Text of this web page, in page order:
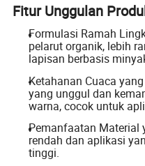
Fitur Unggulan
Formulasi Ramah
pelarut organik, lebih
lapisan berbasis
Ketahanan Cuaca
yang unggul dan
warna, cocok untuk
Pemanfaatan Material
rendah dan aplikasi
tinggi.